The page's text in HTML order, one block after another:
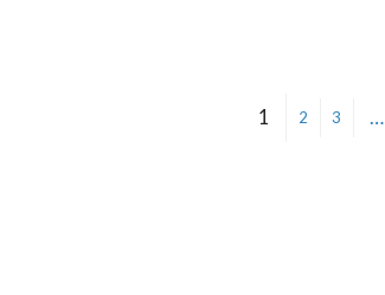
1 2 3 …